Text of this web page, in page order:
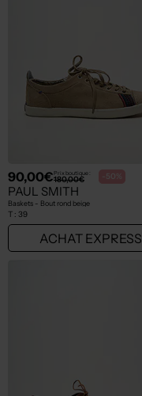
90,00€Prix boutique :
180,00€ -50%
PAUL SMITH
Baskets - Bout rond beige
T : 39
ACHAT EXPRESS